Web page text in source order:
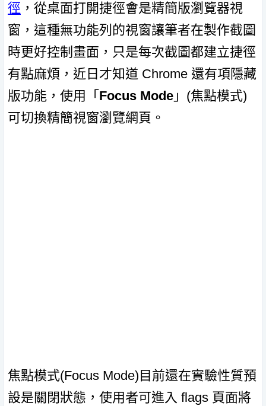
徑 ，從桌面打開捷徑會是精簡版瀏覽器視
窗，這種無功能列的視窗讓筆者在製作截圖
時更好控制畫面，只是每次截圖都建立捷徑
有點麻煩，近日才知道 Chrome 還有項隱藏
版功能，使用「 Focus Mode 」(焦點模式)
可切換精簡視窗瀏覽網頁。
焦點模式(Focus Mode)目前還在實驗性質預
設是關閉狀態，使用者可進入 flags 頁面將